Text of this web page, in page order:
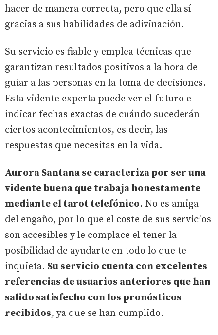
hacer de manera correcta, pero que ella sí
gracias a sus habilidades de adivinación.
Su servicio es fiable y emplea técnicas que
garantizan resultados positivos a la hora de
guiar a las personas en la toma de decisiones.
Esta vidente experta puede ver el futuro e
indicar fechas exactas de cuándo sucederán
ciertos acontecimientos, es decir, las
respuestas que necesitas en la vida.
Aurora Santana se caracteriza por ser una
vidente buena que trabaja honestamente
mediante el tarot telefónico. No es amiga
del engaño, por lo que el coste de sus servicios
son accesibles y le complace el tener la
posibilidad de ayudarte en todo lo que te
inquieta. Su servicio cuenta con excelentes
referencias de usuarios anteriores que han
salido satisfecho con los pronósticos
recibidos, ya que se han cumplido.